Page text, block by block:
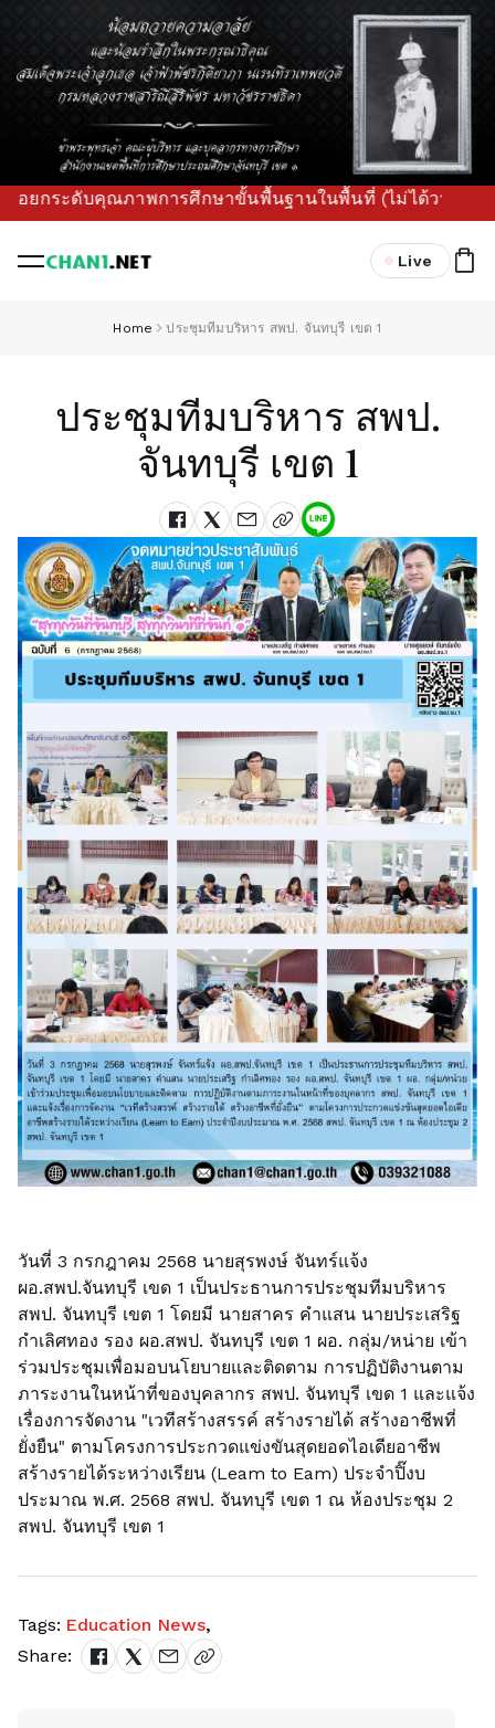
คุณภาพการศึกษาขั้นพื้นฐานในพื้นที่ (ไม่ได้วางแผนเล่น ๆ
Live
Home ประชุมทีมบริหาร สพป. จันทบุรี เขต 1
ประชุมทีมบริหาร สพป.
จันทบุรี เขต 1
วันที่ 3 กรกฎาคม 2568 นายสุรพงษ์ จันทร์แจ้ง
ผอ.สพป.จันทบุรี เขด 1 เป็นประธานการประชุมทีมบริหาร
สพป. จันทบุรี เขต 1 โดยมี นายสาคร คำแสน นายประเสริฐ
กำเลิศทอง รอง ผอ.สพป. จันทบุรี เขต 1 ผอ. กลุ่ม/หน่าย เข้า
ร่วมประชุมเพื่อมอบนโยบายและติดตาม การปฏิบัติงานตาม
ภาระงานในหน้าที่ของบุคลากร สพป. จันทบุรี เขด 1 และแจ้ง
เรื่องการจัดงาน "เวทีสร้างสรรค์ สร้างรายได้ สร้างอาชีพที่
ยั่งยืน" ตามโครงการประกวดแข่งขันสุดยอดไอเดียอาชีพ
สร้างรายได้ระหว่างเรียน (Leam to Eam) ประจำปิ๊งบ
ประมาณ พ.ศ. 2568 สพป. จันทบุรี เขต 1 ณ ห้องประชุม 2
สพป. จันทบุรี เขต 1
Tags: Education News,
Share: